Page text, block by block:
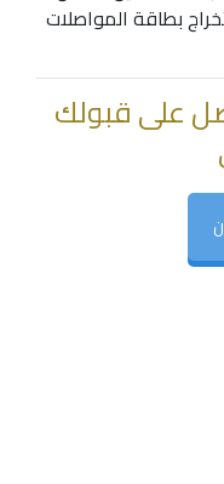
بطاقة المواصلات
على قبولك